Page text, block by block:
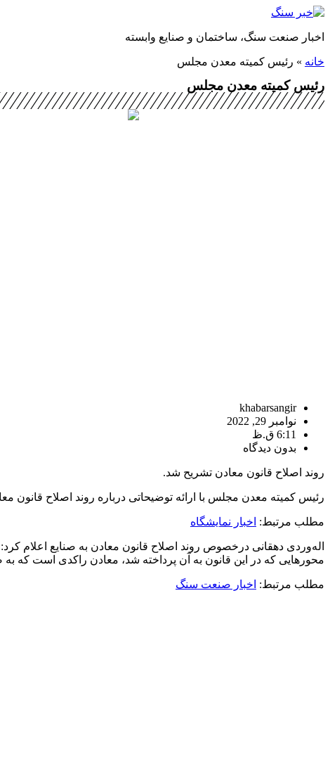
پرش
محتوا
اخبار صنعت سنگ، ساختمان و صنایع وابسته
خانه » رئیس کمیته معدن مجلس
رئیس کمیته معدن مجلس
khabarsangir
نوامبر 29, 2022
6:11 ق.ظ
بدون دیدگاه
روند اصلاح قانون معادن تشریح شد.
رئیس کمیته معدن مجلس با ارائه توضیحاتی درباره روند اصلاح قانون
مطلب مرتبط: اخبار نمایشگاه
محورهایی که در این قانون به آن پرداخته شد، معادن راکدی است که
مطلب مرتبط: اخبار صنعت سنگ